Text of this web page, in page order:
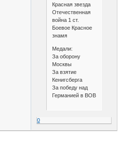
Красная звезда
Отечественная
война 1 ст.
Боевое Красное
знамя
Медали:
За оборону
Москвы
За взятие
Кенигсберга
За победу над
Германией в ВОВ
0